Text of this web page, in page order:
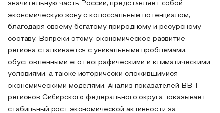
значительную часть России, представляет собой
экономическую зону с колоссальным потенциалом,
благодаря своему богатому природному и ресурсному
составу. Вопреки этому, экономическое развитие
региона сталкивается с уникальными проблемами,
обусловленными его географическими и климатическими
условиями, а также исторически сложившимися
экономическими моделями. Анализ показателей ВВП
регионов Сибирского федерального округа показывает
стабильный рост экономической активности за